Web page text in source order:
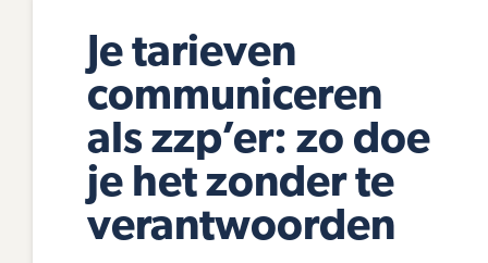
Je tarieven
communiceren
als zzp’er: zo doe
je het zonder te
verantwoorden